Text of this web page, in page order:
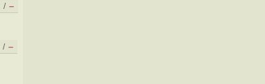
/ –
/ –